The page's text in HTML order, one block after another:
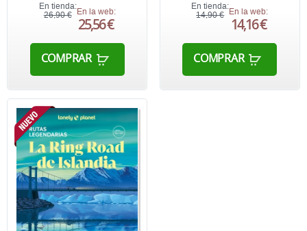
En tienda:
26,90 € En la web:
25,56 €
COMPRAR
En tienda:
14,90 € En la web:
14,16 €
COMPRAR